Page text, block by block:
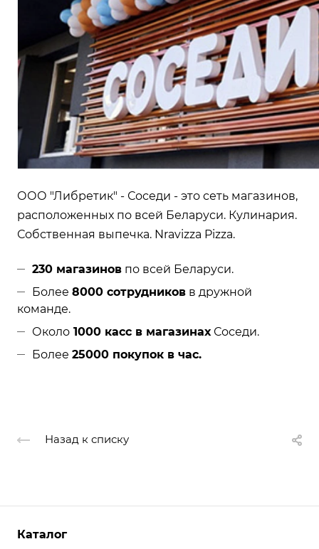
ООО "Либретик" - Соседи - это сеть магазинов,
расположенных по всей Беларуси. Кулинария.
Собственная выпечка. Nravizza Pizza.
230 магазинов по всей Беларуси.
Более 8000 сотрудников в дружной
команде.
Около 1000 касс в магазинах Соседи.
Более 25000 покупок в час.
Назад к списку
Каталог